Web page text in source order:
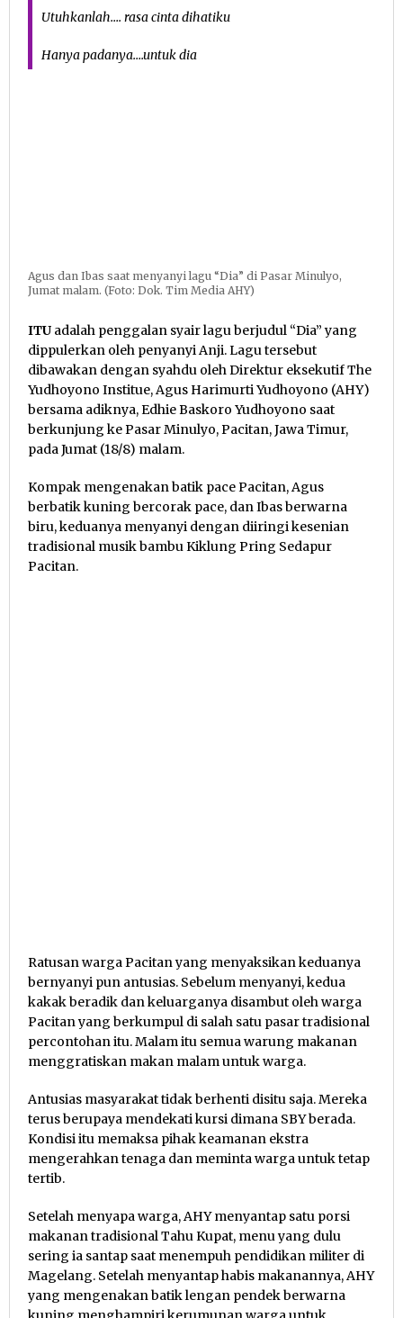
Utuhkanlah…. rasa cinta dihatiku
Hanya padanya….untuk dia
Agus dan Ibas saat menyanyi lagu “Dia” di Pasar Minulyo,
Jumat malam. (Foto: Dok. Tim Media AHY)
ITU adalah penggalan syair lagu berjudul “Dia” yang
dippulerkan oleh penyanyi Anji. Lagu tersebut
dibawakan dengan syahdu oleh Direktur eksekutif The
Yudhoyono Institue, Agus Harimurti Yudhoyono (AHY)
bersama adiknya, Edhie Baskoro Yudhoyono saat
berkunjung ke Pasar Minulyo, Pacitan, Jawa Timur,
pada Jumat (18/8) malam.
Kompak mengenakan batik pace Pacitan, Agus
berbatik kuning bercorak pace, dan Ibas berwarna
biru, keduanya menyanyi dengan diiringi kesenian
tradisional musik bambu Kiklung Pring Sedapur
Pacitan.
Ratusan warga Pacitan yang menyaksikan keduanya
bernyanyi pun antusias. Sebelum menyanyi, kedua
kakak beradik dan keluarganya disambut oleh warga
Pacitan yang berkumpul di salah satu pasar tradisional
percontohan itu. Malam itu semua warung makanan
menggratiskan makan malam untuk warga.
Antusias masyarakat tidak berhenti disitu saja. Mereka
terus berupaya mendekati kursi dimana SBY berada.
Kondisi itu memaksa pihak keamanan ekstra
mengerahkan tenaga dan meminta warga untuk tetap
tertib.
Setelah menyapa warga, AHY menyantap satu porsi
makanan tradisional Tahu Kupat, menu yang dulu
sering ia santap saat menempuh pendidikan militer di
Magelang. Setelah menyantap habis makanannya, AHY
yang mengenakan batik lengan pendek berwarna